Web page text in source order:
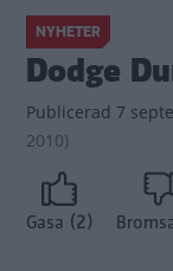
NYHETER
Dodge
Publicerad 7
2010)
Gasa (2)